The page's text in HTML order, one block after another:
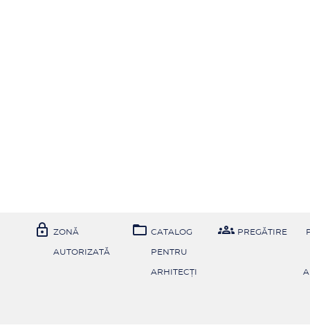
 ZONĂ
AUTORIZATĂ
 CATALOG
PENTRU
ARHITECȚI
 PREGĂTIRE